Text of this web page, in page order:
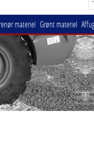
materiel Grønt materiel